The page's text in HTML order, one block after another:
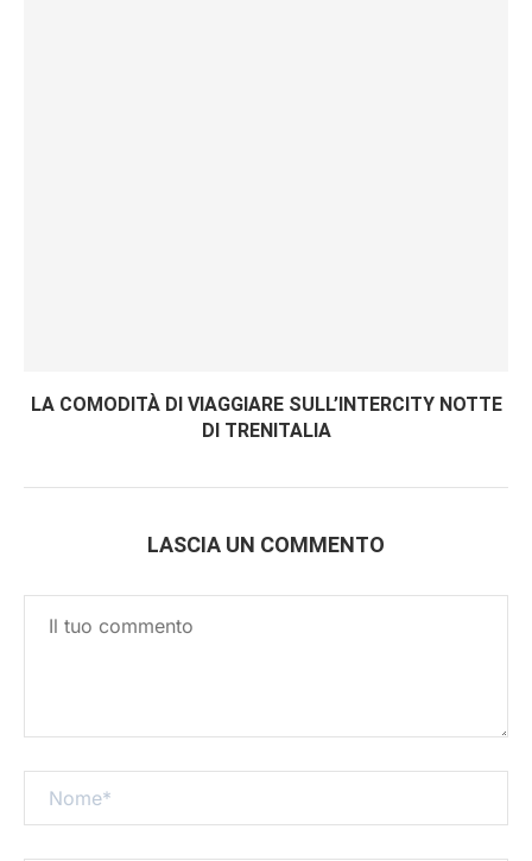
LA COMODITÀ DI VIAGGIARE SULL’INTERCITY NOTTE
DI TRENITALIA
LASCIA UN COMMENTO